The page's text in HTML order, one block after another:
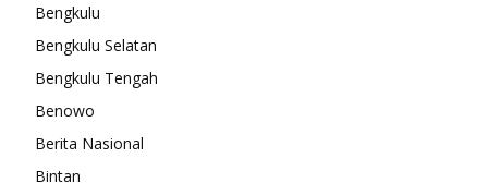
Bengkulu
Bengkulu Selatan
Bengkulu Tengah
Benowo
Berita Nasional
Bintan